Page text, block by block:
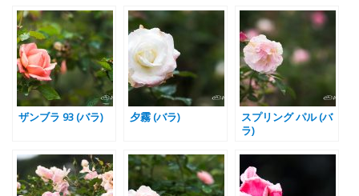
ザンブラ 93 (バラ) 夕霧 (バラ)
スプリング パル (バ
ラ)